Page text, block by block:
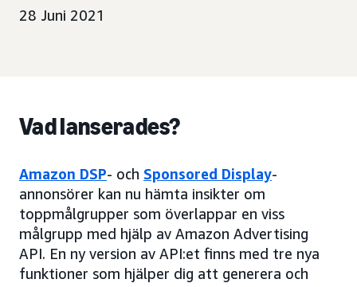
28 Juni 2021
Vad lanserades?
Amazon DSP- och Sponsored Display-
annonsörer kan nu hämta insikter om
toppmålgrupper som överlappar en viss
målgrupp med hjälp av Amazon Advertising
API. En ny version av API:et finns med tre nya
funktioner som hjälper dig att generera och